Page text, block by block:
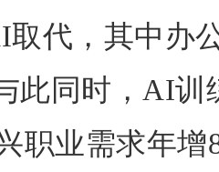
代，其中办
此同时，AI
职业需求年